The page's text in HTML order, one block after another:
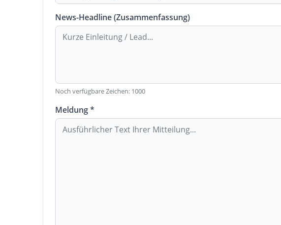
News-Headline (Zusammenfassung)
Noch verfügbare Zeichen: 1000
Meldung *